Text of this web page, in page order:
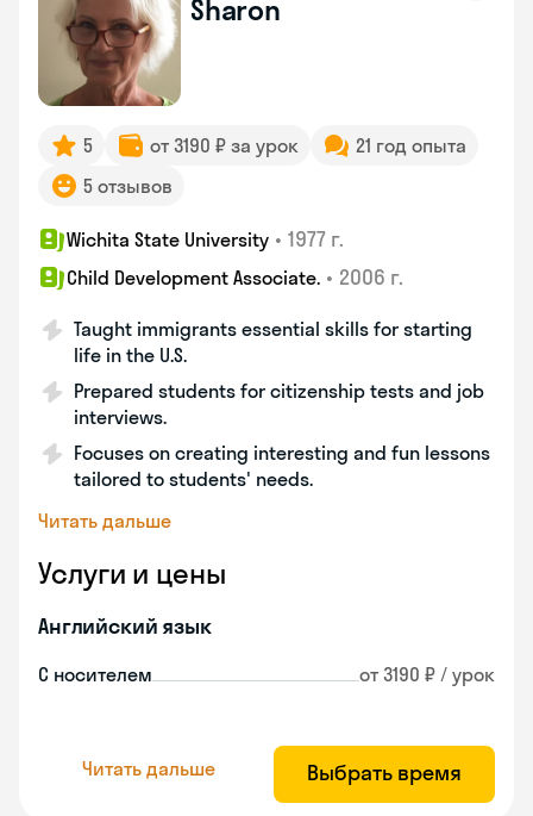
Sharon
5 от 3190 ₽ за урок
21 год опыта
5 отзывов
Wichita State University • 1977 г.
Child Development Associate. • 2006 г.
Taught immigrants essential skills for starting
life in the U.S.
Prepared students for citizenship tests and job
interviews.
Focuses on creating interesting and fun lessons
tailored to students' needs.
Читать дальше
Услуги и цены
Английский язык
С носителем от 3190 ₽ / урок
Читать дальше Выбрать время